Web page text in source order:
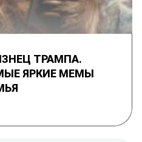
ТРАМПА.
ЯРКИЕ МЕМЫ